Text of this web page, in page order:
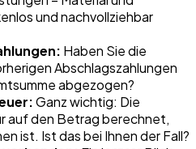
und nachvollziehbar
Haben Sie die
Abschlagszahlungen
abgezogen?
Ganz wichtig: Die
auf den Betrag berechnet,
ist. Ist das bei Ihnen der Fall?